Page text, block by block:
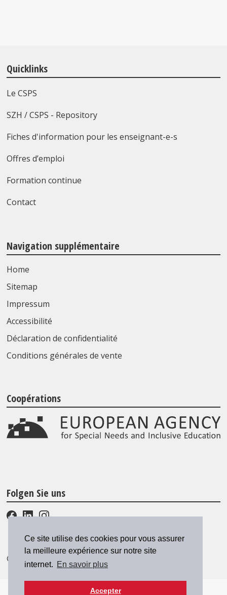
Ce site utilise des cookies pour vous assurer
la meilleure expérience sur notre site
internet. En savoir plus
Accepter
Quicklinks
Le CSPS
SZH / CSPS - Repository
Fiches d'information pour les enseignant-e-s
Offres d’emploi
Formation continue
Contact
Navigation supplémentaire
Home
Sitemap
Impressum
Accessibilité
Déclaration de confidentialité
Conditions générales de vente
Coopérations
Folgen Sie uns
© 2026 SZH/CSPS | csps@csps.ch